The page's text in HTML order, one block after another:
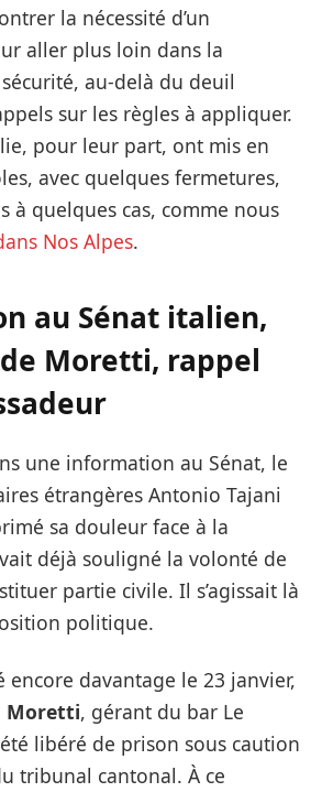
la nécessité d’un
aller plus loin dans la
au-delà du deuil
sur les règles à appliquer.
pour leur part, ont mis en
avec quelques fermetures,
à quelques cas, comme nous
Nos Alpes.
au Sénat italien,
Moretti, rappel
une information au Sénat, le
étrangères Antonio Tajani
sa douleur face à la
déjà souligné la volonté de
partie civile. Il s’agissait là
politique.
encore davantage le 23 janvier,
Moretti, gérant du bar Le
libéré de prison sous caution
tribunal cantonal. À ce